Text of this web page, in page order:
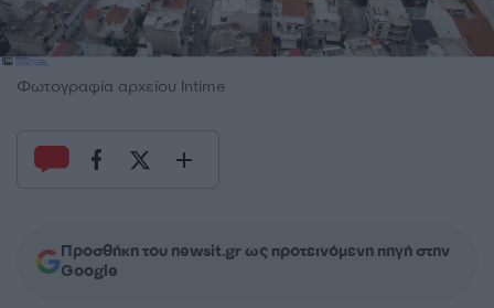
Φωτογραφία αρχείου Intime
Προσθήκη του newsit.gr ως προτεινόμενη πηγή στην
Google